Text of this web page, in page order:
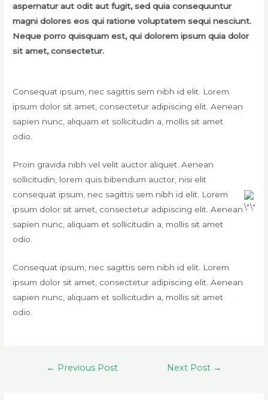
aspernatur aut odit aut fugit, sed quia consequuntur
magni dolores eos qui ratione voluptatem sequi nesciunt.
Neque porro quisquam est, qui dolorem ipsum quia dolor
sit amet, consectetur.
Consequat ipsum, nec sagittis sem nibh id elit. Lorem
ipsum dolor sit amet, consectetur adipiscing elit. Aenean
sapien nunc, aliquam et sollicitudin a, mollis sit amet
odio.
Proin gravida nibh vel velit auctor aliquet. Aenean
sollicitudin, lorem quis bibendum auctor, nisi elit
consequat ipsum, nec sagittis sem nibh id elit. Lorem
ipsum dolor sit amet, consectetur adipiscing elit. Aenean
sapien nunc, aliquam et sollicitudin a, mollis sit amet
odio.
Consequat ipsum, nec sagittis sem nibh id elit. Lorem
ipsum dolor sit amet, consectetur adipiscing elit. Aenean
sapien nunc, aliquam et sollicitudin a, mollis sit amet
odio.
← Previous Post Next Post →